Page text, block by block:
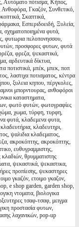
Αυτόματο πότισμα, Κήπος,
Ανθοφόρα, Γκαζόν, Συνθετικό,
Σκαπτικά,
Εσπεριδοειδή, Ξυλεία,
σχηματοποιημένα φυτά,
φυτωρια πελοπονησσου,
προσφορες φυτων, φυτά
φρεζα, ψεκαστικά,
αρδευτικά δίκτυα,
ποτιστικά, μπέκ, μπεκ, ποπ
λαστιχα ποτισματος, κέντρα
ξυλεια κηπου, πέργκολες,
μπορντουρας, ανθοφόροι
καταστηματα,
φωτό φυτών, φωτογραφίες
χωμα, τύρφη, τυρφη,
φυτά, κλαδεμενα φυτα,
κλαδευτηρι,
ψαλιδια κλαδεματος,
ακροκόπτης, ακροκόπτης,
ευθυγραμμιστης,
θρυμματιστης
ψεκαστικά, ψεκαστικα,
προπίεσης, ψεκαστηρες
γκαζόν, ετοιμο γκαζον,
e shop garden, garden shop,
ντοματα, βιολογικα
τσαφ-τσαφ, μειγμα
προστασία φυτων,
λαχανικών, pop-up